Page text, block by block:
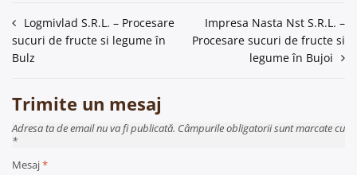
Navigare
în
Logmivlad S.R.L. – Procesare
sucuri de fructe si legume în
Bulz
Impresa Nasta Nst S.R.L. –
Procesare sucuri de fructe si
legume în Bujoi
Trimite un mesaj
Adresa ta de email nu va fi publicată. Câmpurile obligatorii sunt marcate cu
*
Mesaj*